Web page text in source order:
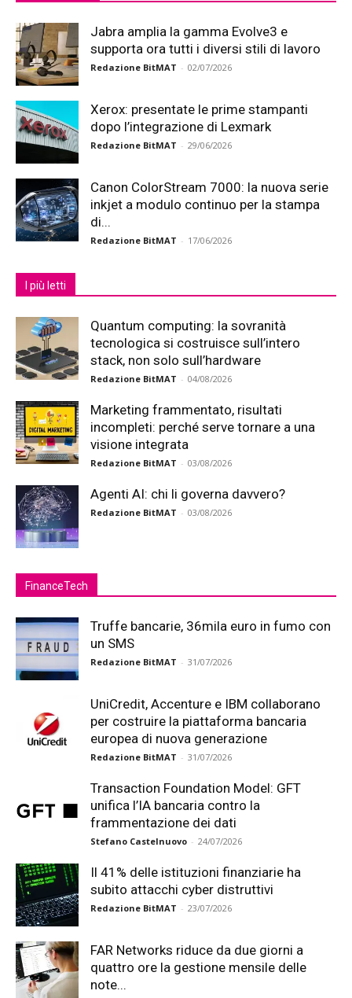
Jabra amplia la gamma Evolve3 e
supporta ora tutti i diversi stili di lavoro
Redazione BitMAT - 02/07/2026
Xerox: presentate le prime stampanti
dopo l’integrazione di Lexmark
Redazione BitMAT - 29/06/2026
Canon ColorStream 7000: la nuova serie
inkjet a modulo continuo per la stampa
di...
Redazione BitMAT - 17/06/2026
I più letti
Quantum computing: la sovranità
tecnologica si costruisce sull’intero
stack, non solo sull’hardware
Redazione BitMAT - 04/08/2026
Marketing frammentato, risultati
incompleti: perché serve tornare a una
visione integrata
Redazione BitMAT - 03/08/2026
Agenti AI: chi li governa davvero?
Redazione BitMAT - 03/08/2026
FinanceTech
Truffe bancarie, 36mila euro in fumo con
un SMS
Redazione BitMAT - 31/07/2026
UniCredit, Accenture e IBM collaborano
per costruire la piattaforma bancaria
europea di nuova generazione
Redazione BitMAT - 31/07/2026
Transaction Foundation Model: GFT
unifica l’IA bancaria contro la
frammentazione dei dati
Stefano Castelnuovo - 24/07/2026
Il 41% delle istituzioni finanziarie ha
subito attacchi cyber distruttivi
Redazione BitMAT - 23/07/2026
FAR Networks riduce da due giorni a
quattro ore la gestione mensile delle
note...